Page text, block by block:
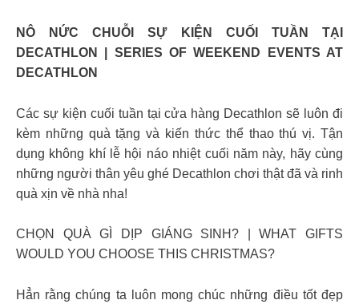
NÔ NỨC CHUỖI SỰ KIỆN CUỐI TUẦN TẠI
DECATHLON | SERIES OF WEEKEND EVENTS AT
DECATHLON
Các sự kiện cuối tuần tại cửa hàng Decathlon sẽ luôn đi
kèm những quà tặng và kiến thức thể thao thú vị. Tận
dụng không khí lễ hội náo nhiệt cuối năm này, hãy cùng
những người thân yêu ghé Decathlon chơi thật đã và rinh
quà xịn về nhà nha!
CHỌN QUÀ GÌ DỊP GIÁNG SINH? | WHAT GIFTS
WOULD YOU CHOOSE THIS CHRISTMAS?
Hẳn rằng chúng ta luôn mong chúc những điều tốt đẹp